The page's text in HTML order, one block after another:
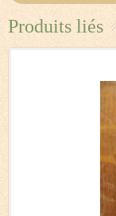
Produits liés